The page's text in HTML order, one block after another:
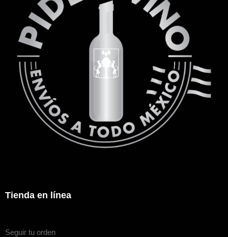
Tienda en línea
Seguir tu orden